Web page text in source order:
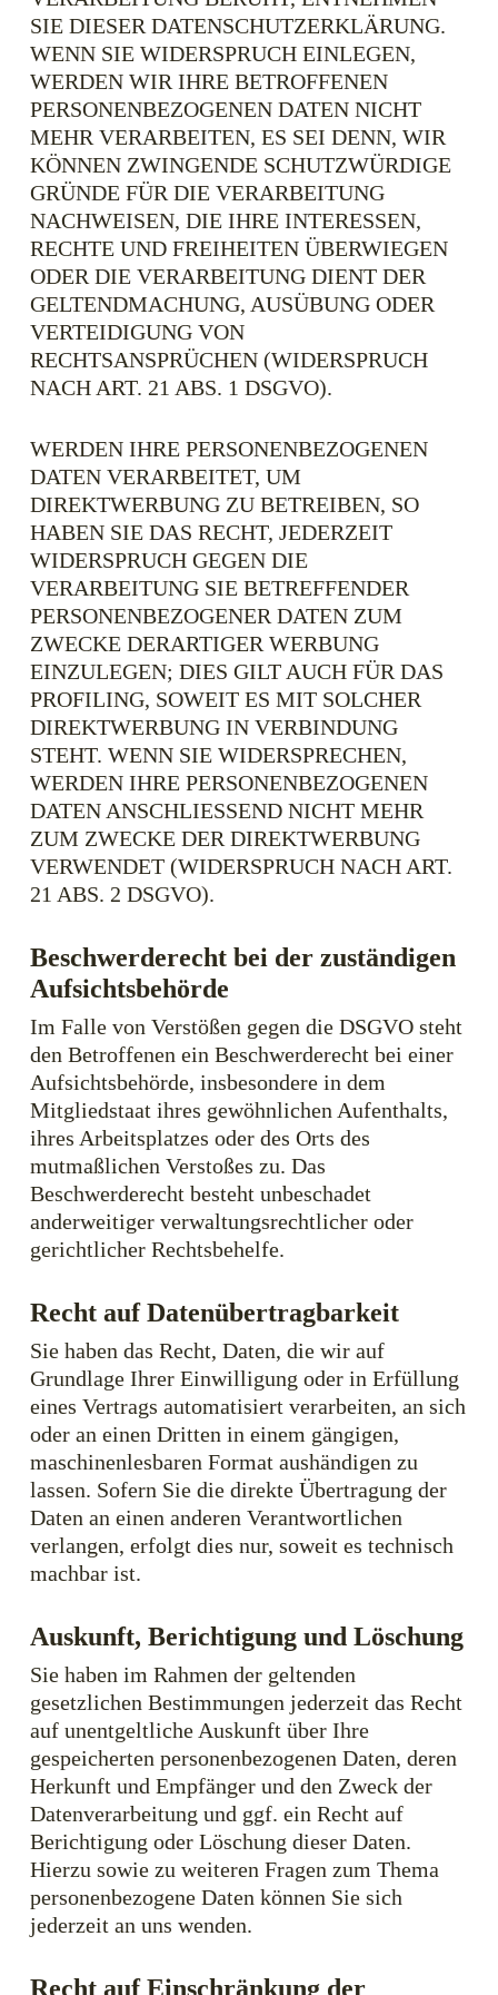
SIE DIESER DATENSCHUTZERKLÄRUNG.
WENN SIE WIDERSPRUCH EINLEGEN,
WERDEN WIR IHRE BETROFFENEN
PERSONENBEZOGENEN DATEN NICHT
MEHR VERARBEITEN, ES SEI DENN, WIR
KÖNNEN ZWINGENDE SCHUTZWÜRDIGE
GRÜNDE FÜR DIE VERARBEITUNG
NACHWEISEN, DIE IHRE INTERESSEN,
RECHTE UND FREIHEITEN ÜBERWIEGEN
ODER DIE VERARBEITUNG DIENT DER
GELTENDMACHUNG, AUSÜBUNG ODER
VERTEIDIGUNG VON
RECHTSANSPRÜCHEN (WIDERSPRUCH
NACH ART. 21 ABS. 1 DSGVO).
WERDEN IHRE PERSONENBEZOGENEN
DATEN VERARBEITET, UM
DIREKTWERBUNG ZU BETREIBEN, SO
HABEN SIE DAS RECHT, JEDERZEIT
WIDERSPRUCH GEGEN DIE
VERARBEITUNG SIE BETREFFENDER
PERSONENBEZOGENER DATEN ZUM
ZWECKE DERARTIGER WERBUNG
EINZULEGEN; DIES GILT AUCH FÜR DAS
PROFILING, SOWEIT ES MIT SOLCHER
DIREKTWERBUNG IN VERBINDUNG
STEHT. WENN SIE WIDERSPRECHEN,
WERDEN IHRE PERSONENBEZOGENEN
DATEN ANSCHLIESSEND NICHT MEHR
ZUM ZWECKE DER DIREKTWERBUNG
VERWENDET (WIDERSPRUCH NACH ART.
21 ABS. 2 DSGVO).
Beschwerde­recht bei der zuständigen
Aufsichts­behörde
Im Falle von Verstößen gegen die DSGVO steht
den Betroffenen ein Beschwerderecht bei einer
Aufsichtsbehörde, insbesondere in dem
Mitgliedstaat ihres gewöhnlichen Aufenthalts,
ihres Arbeitsplatzes oder des Orts des
mutmaßlichen Verstoßes zu. Das
Beschwerderecht besteht unbeschadet
anderweitiger verwaltungsrechtlicher oder
gerichtlicher Rechtsbehelfe.
Recht auf Daten­übertrag­barkeit
Sie haben das Recht, Daten, die wir auf
Grundlage Ihrer Einwilligung oder in Erfüllung
eines Vertrags automatisiert verarbeiten, an sich
oder an einen Dritten in einem gängigen,
maschinenlesbaren Format aushändigen zu
lassen. Sofern Sie die direkte Übertragung der
Daten an einen anderen Verantwortlichen
verlangen, erfolgt dies nur, soweit es technisch
machbar ist.
Auskunft, Berichtigung und Löschung
Sie haben im Rahmen der geltenden
gesetzlichen Bestimmungen jederzeit das Recht
auf unentgeltliche Auskunft über Ihre
gespeicherten personenbezogenen Daten, deren
Herkunft und Empfänger und den Zweck der
Datenverarbeitung und ggf. ein Recht auf
Berichtigung oder Löschung dieser Daten.
Hierzu sowie zu weiteren Fragen zum Thema
personenbezogene Daten können Sie sich
jederzeit an uns wenden.
Recht auf Einschränkung der